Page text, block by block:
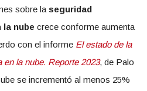
sobre la seguridad
la nube crece conforme aumenta
con el informe El estado de la
en la nube. Reporte 2023, de Palo
se incrementó al menos 25%